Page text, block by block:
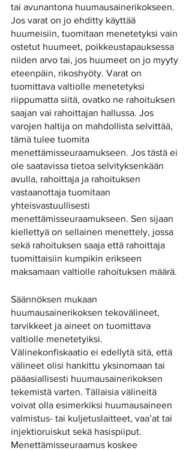
tai avunantona huumausainerikokseen.
Jos varat on jo ehditty käyttää
huumeisiin, tuomitaan menetetyksi vain
ostetut huumeet, poikkeustapauksessa
niiden arvo tai, jos huumeet on jo myyty
eteenpäin, rikoshyöty. Varat on
tuomittava valtiolle menetetyksi
riippumatta siitä, ovatko ne rahoituksen
saajan vai rahoittajan hallussa. Jos
varojen haltija on mahdollista selvittää,
tämä tulee tuomita
menettämisseuraamukseen. Jos tästä ei
ole saatavissa tietoa selvityksenkään
avulla, rahoittaja ja rahoituksen
vastaanottaja tuomitaan
yhteisvastuullisesti
menettämisseuraamukseen. Sen sijaan
kiellettyä on sellainen menettely, jossa
sekä rahoituksen saaja että rahoittaja
tuomittaisiin kumpikin erikseen
maksamaan valtiolle rahoituksen määrä.
Säännöksen mukaan
huumausainerikoksen tekovälineet,
tarvikkeet ja aineet on tuomittava
valtiolle menetetyiksi.
Välinekonfiskaatio ei edellytä sitä, että
välineet olisi hankittu yksinomaan tai
pääasiallisesti huumausainerikoksen
tekemistä varten. Tällaisia välineitä
voivat olla esimerkiksi huumausaineen
valmistus- tai kuljetuslaitteet, vaa’at tai
injektioruiskut sekä hasispiiput.
Menettämisseuraamus koskee